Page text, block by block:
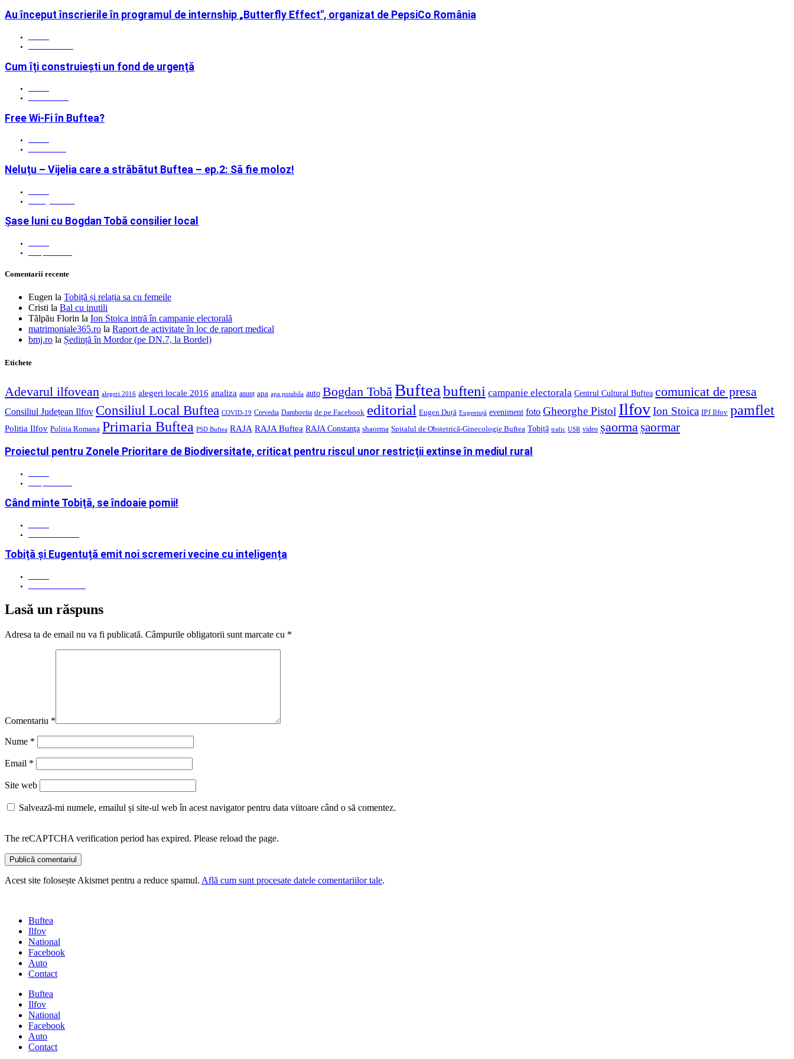
Au început înscrierile în programul de internship „Butterfly Effect″, organizat de PepsiCo România
Cum îți construiești un fond de urgență
Free Wi-Fi în Buftea?
Neluțu – Vijelia care a străbătut Buftea – ep.2: Să fie moloz!
Șase luni cu Bogdan Tobă consilier local
Comentarii recente
Eugen la Tobiță și relația sa cu femeile
Cristi la Bal cu inutili
Tălpău Florin la Ion Stoica intră în campanie electorală
matrimoniale365.ro la Raport de activitate în loc de raport medical
bmj.ro la Ședință în Mordor (pe DN.7, la Bordel)
Etichete
Adevarul ilfovean alegeri 2016 alegeri locale 2016 analiza anunț apa apa potabila auto Bogdan TobăBufteabufteni campanie electorala Centrul Cultural Buftea comunicat de presa
Consiliul Județean Ilfov Consiliul Local Buftea COVID-19 Crevedia Dambovita de pe Facebook editorial Eugen Duță Eugentuță eveniment foto Gheorghe Pistol IlfovIon Stoica IPJ Ilfov pamflet
Politia Ilfov Politia Romana Primaria Buftea PSD Buftea RAJA RAJA Buftea RAJA Constanţa shaorma Spitalul de Obstetrică-Ginecologie Buftea Tobiță trafic USR video șaormașaormar
Proiectul pentru Zonele Prioritare de Biodiversitate, criticat pentru riscul unor restricții extinse în mediul rural
Când minte Tobiță, se îndoaie pomii!
Tobiță și Eugentuță emit noi scremeri vecine cu inteligența
Lasă un răspuns
Adresa ta de email nu va fi publicată. Câmpurile obligatorii sunt marcate cu *
Comentariu *
Nume *
Email *
Site web
Salvează-mi numele, emailul și site-ul web în acest navigator pentru data viitoare când o să comentez.
The reCAPTCHA verification period has expired. Please reload the page.
Acest site folosește Akismet pentru a reduce spamul. Află cum sunt procesate datele comentariilor tale.
Buftea
Ilfov
National
Facebook
Auto
Contact
Buftea
Ilfov
National
Facebook
Auto
Contact